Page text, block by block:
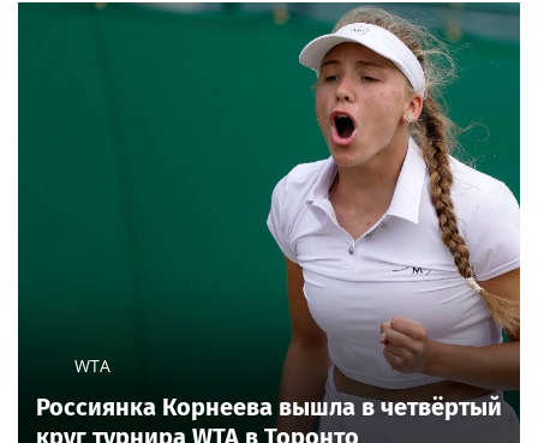
WTA
Россиянка Корнеева вышла в четвёртый
круг турнира WTA в Торонто